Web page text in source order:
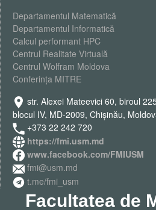
Departamentul Matematică
Departamentul Informatică
Calcul performant HPC
Centrul Realitate Virtuală
Centrul Wolfram Moldova
Conferința MITRE
str. Alexei Mateevici 60, biroul
blocul IV, MD-2009, Chişinău,
+373 22 242 720
https://fmi.usm.md
www.facebook.com/FMIUSM
fmi@usm.md
t.me/fmi_usm
Facultatea de